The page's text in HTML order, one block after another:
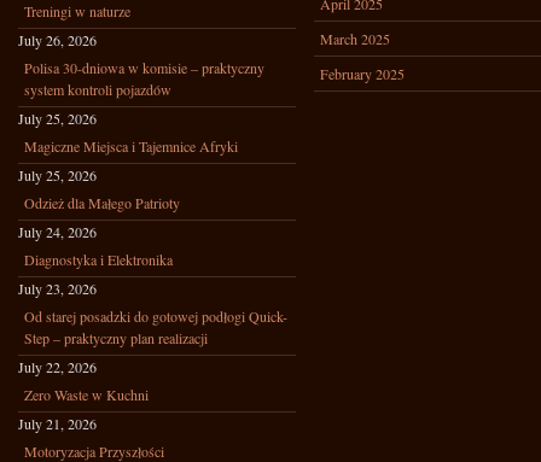
Treningi w naturze
July 26, 2026
Polisa 30-dniowa w komisie – praktyczny
system kontroli pojazdów
July 25, 2026
Magiczne Miejsca i Tajemnice Afryki
July 25, 2026
Odzież dla Małego Patrioty
July 24, 2026
Diagnostyka i Elektronika
July 23, 2026
Od starej posadzki do gotowej podłogi Quick-
Step – praktyczny plan realizacji
July 22, 2026
Zero Waste w Kuchni
July 21, 2026
Motoryzacja Przyszłości
March 2025
February 2025